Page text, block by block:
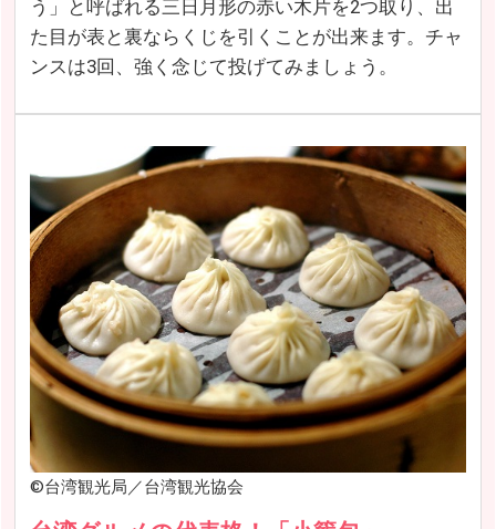
う」と呼ばれる三日月形の赤い木片を2つ取り、出
た目が表と裏ならくじを引くことが出来ます。チャ
ンスは3回、強く念じて投げてみましょう。
©台湾観光局／台湾観光協会